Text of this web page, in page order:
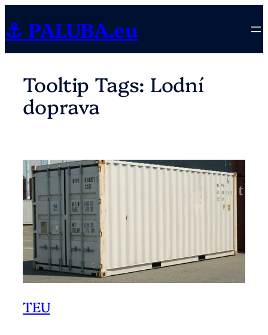
na
obsah
⚓ PALUBA.eu
Tooltip Tags: Lodní
doprava
TEU